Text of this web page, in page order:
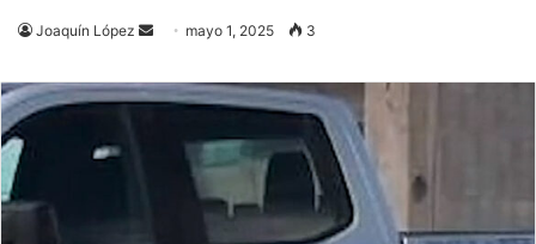
Joaquín López
Send
email
mayo 1, 2025 3